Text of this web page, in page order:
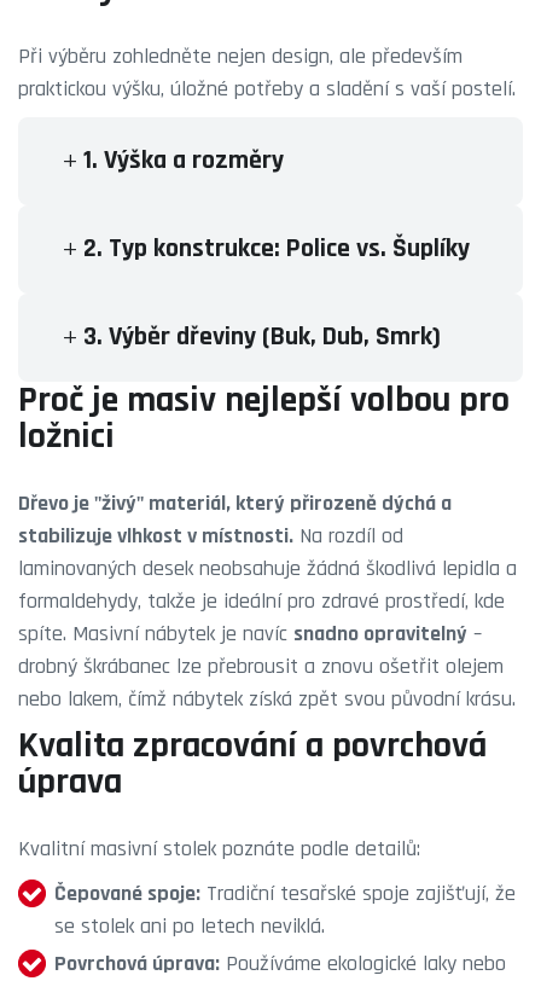
Při výběru zohledněte nejen design, ale především
praktickou výšku, úložné potřeby a sladění s vaší postelí.
1. Výška a rozměry
2. Typ konstrukce: Police vs. Šuplíky
3. Výběr dřeviny (Buk, Dub, Smrk)
Proč je masiv nejlepší volbou pro
ložnici
Dřevo je "živý" materiál, který přirozeně dýchá a
stabilizuje vlhkost v místnosti. Na rozdíl od
laminovaných desek neobsahuje žádná škodlivá lepidla a
formaldehydy, takže je ideální pro zdravé prostředí, kde
spíte. Masivní nábytek je navíc snadno opravitelný –
drobný škrábanec lze přebrousit a znovu ošetřit olejem
nebo lakem, čímž nábytek získá zpět svou původní krásu.
Kvalita zpracování a povrchová
úprava
Kvalitní masivní stolek poznáte podle detailů:
Čepované spoje: Tradiční tesařské spoje zajišťují, že
se stolek ani po letech neviklá.
Povrchová úprava: Používáme ekologické laky nebo